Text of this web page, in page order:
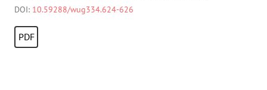
DOI: 10.59288/wug334.624-626
PDF